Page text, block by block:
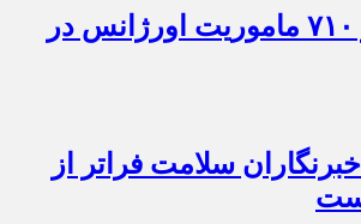
ثبت ۲۶ هزار و ۷۱۰ ماموریت اورژانس در
سلامت فراتر از